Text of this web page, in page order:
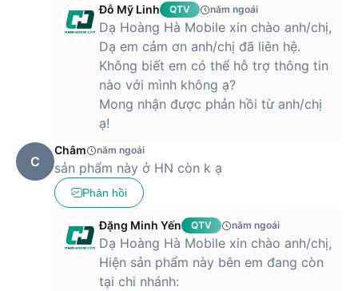
Đồ họa và Âm thanh
Card on-board
Card tích hợp - Intel UHD Graphics
Công nghệ âm
Dual speakers
Camera
Bàn phím & Touchpad
Bàn phím
Bàn phím tiêu chuẩn
Chuột/Touchpad
Cảm ứng đa điểm
Phần mềm
Windows 11 Home Single Language
Đỗ Mỹ Linh QTV năm ngoái
Dạ Hoàng Hà Mobile xin chào anh/chị,
Dạ em cảm ơn anh/chị đã liên hệ.
Không biết em có thể hỗ trợ thông tin
nào với mình không ạ?
Mong nhận được phản hồi từ anh/chị
ạ!
C
Châm năm ngoái
sản phẩm này ở HN còn k ạ
Phản hồi
Đặng Minh Yến QTV năm ngoái
Dạ Hoàng Hà Mobile xin chào anh/chị,
Hiện sản phẩm này bên em đang còn
tại chi nhánh: